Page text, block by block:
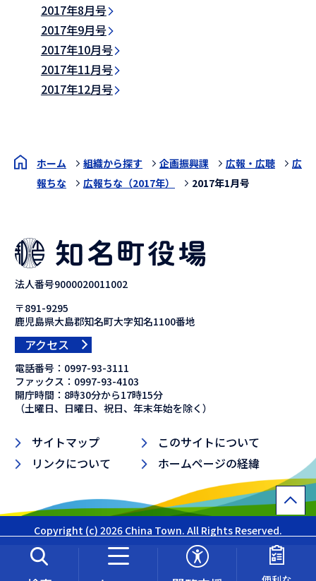
2017年8月号
2017年9月号
2017年10月号
2017年11月号
2017年12月号
ホーム 組織から探す 企画振興課 広報・広聴
広
報ちな
広報ちな（2017年） 2017年1月号
法人番号9000020011002
〒891-9295
鹿児島県大島郡知名町大字知名1100番地
アクセス
電話番号： 0997-93-3111
ファックス： 0997-93-4103
開庁時間：8時30分から17時15分
（土曜日、日曜日、祝日、年末年始を除く）
サイトマップ
このサイトについて
リンクについて
ホームページの経緯
Copyright (c) 2026 China Town. All Rights Reserved.